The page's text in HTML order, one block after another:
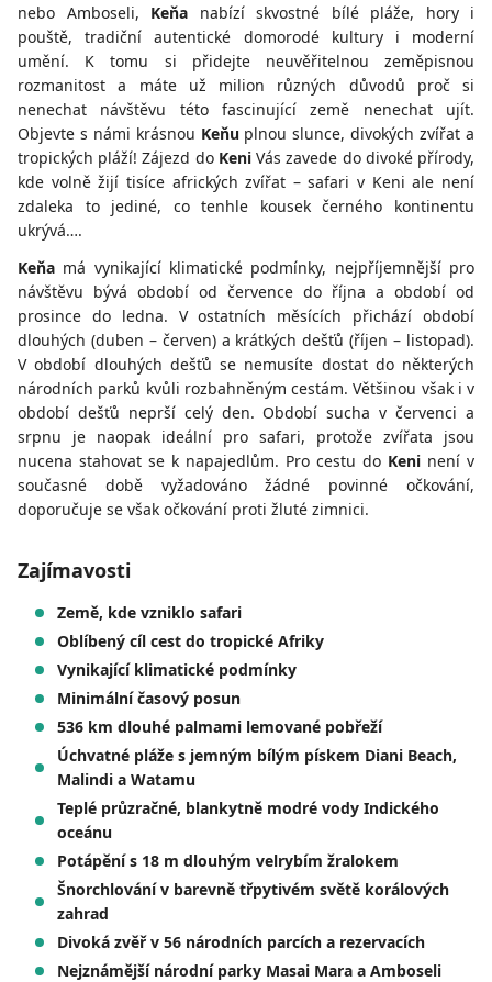
nebo Amboseli, Keňa nabízí skvostné bílé pláže, hory i
pouště, tradiční autentické domorodé kultury i moderní
umění. K tomu si přidejte neuvěřitelnou zeměpisnou
rozmanitost a máte už milion různých důvodů proč si
nenechat návštěvu této fascinující země nenechat ujít.
Objevte s námi krásnou Keňuplnou slunce, divokých zvířat a
tropických pláží! Zájezd do KeniVás zavede do divoké přírody,
kde volně žijí tisíce afrických zvířat – safari v Keni ale není
zdaleka to jediné, co tenhle kousek černého kontinentu
ukrývá….
Keňa má vynikající klimatické podmínky, nejpříjemnější pro
návštěvu bývá období od července do října a období od
prosince do ledna. V ostatních měsících přichází období
dlouhých (duben – červen) a krátkých dešťů (říjen – listopad).
V období dlouhých dešťů se nemusíte dostat do některých
národních parků kvůli rozbahněným cestám. Většinou však i v
období dešťů neprší celý den. Období sucha v červenci a
srpnu je naopak ideální pro safari, protože zvířata jsou
nucena stahovat se k napajedlům. Pro cestu do Keni není v
současné době vyžadováno žádné povinné očkování,
doporučuje se však očkování proti žluté zimnici.
Zajímavosti
Země, kde vzniklo safari
Oblíbený cíl cest do tropické Afriky
Vynikající klimatické podmínky
Minimální časový posun
536 km dlouhé palmami lemované pobřeží
Úchvatné pláže s jemným bílým pískem Diani Beach,
Malindi a Watamu
Teplé průzračné, blankytně modré vody Indického
oceánu
Potápění s 18 m dlouhým velrybím žralokem
Šnorchlování v barevně třpytivém světě korálových
zahrad
Divoká zvěř v 56 národních parcích a rezervacích
Nejznámější národní parky Masai Mara a Amboseli